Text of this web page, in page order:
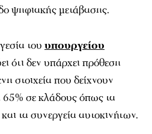
ψηφιακής μετάβασης.
του υπουργείου
ότι δεν υπάρχει πρόθεση
στοιχεία που δείχνουν
65% σε κλάδους όπως τα
τα συνεργεία αυτοκινήτων.